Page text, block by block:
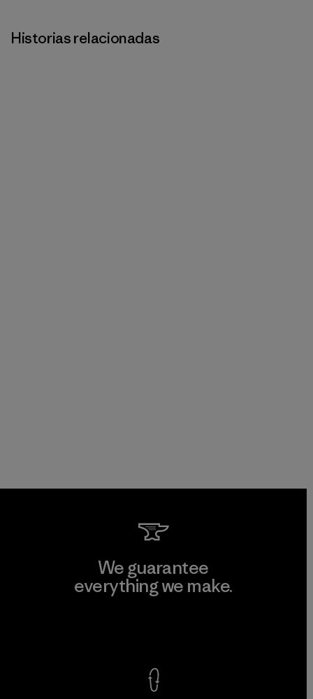
Historias relacionadas
We guarantee
everything we make.